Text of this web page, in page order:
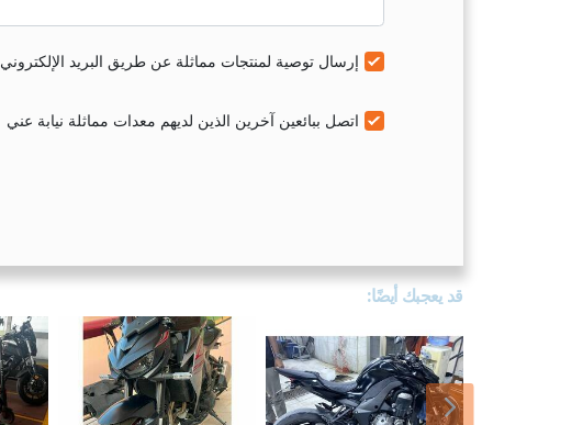
إرسال توصية لمنتجات مماثلة عن طريق البريد الإلكتروني
اتصل ببائعين آخرين الذين لديهم معدات مماثلة نيابة عني
قد يعجبك أيضًا:
اللاحق